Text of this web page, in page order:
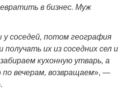
в бизнес. Муж
у соседей, потом география
их из соседних сел и
кухонную утварь, а
вечерам, возвращаем», —